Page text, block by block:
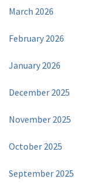
March 2026
February 2026
January 2026
December 2025
November 2025
October 2025
September 2025